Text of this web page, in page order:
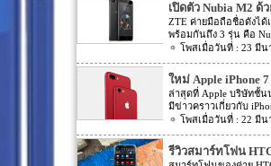
เปิดตัว Nubia M2 ด้
ZTE ค่ายมือถือชื่อดังไ
พร้อมกันถึง 3 รุ่น คือ
Lite และ Nubia N2 ซึ่ง
นี้เราจะมารีวิวให้ท่านไ
ที่มีจุดขายตรงกล้องหน้
กล้องหน้าที่มาเป็นคู่แล้
สนใจอีก Nubia M2 ใช้
ความละเอียดสูงถึง
กล้องหน้าสำหรับการเ
16MP พร้อมกับรูรับแสง
สามารถจับภาพได้กว้า
23 มีน
ใหม่ Apple iPhone
ร้อนแรง
ล่าสุดที่ Apple บริษัทชั้
มีข่าวคราวเกี่ยวกับ
ฮิตในประเทศไทยและทั่
อาจจะพลาดโอกาสได้สั
ทันสมัยในคราวนั้น แต่ก็
22 มีน
รีวิวสมาร์ทโฟน